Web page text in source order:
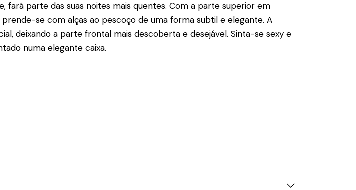
fará parte das suas noites mais quentes. Com a parte superior em
se com alças ao pescoço de uma forma subtil e elegante. A
deixando a parte frontal mais descoberta e desejável. Sinta-se sexy e
numa elegante caixa.